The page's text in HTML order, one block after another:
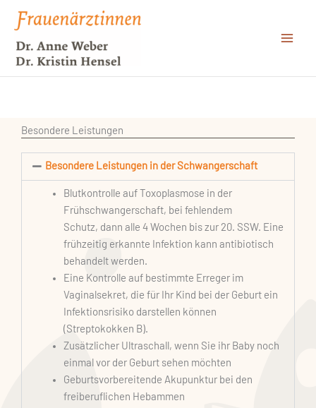
Inhalt
springen
Besondere Leistungen
Besondere Leistungen in der Schwangerschaft
Blutkontrolle auf Toxoplasmose in der
Frühschwangerschaft, bei fehlendem
Schutz, dann alle 4 Wochen bis zur 20. SSW. Eine
frühzeitig erkannte Infektion kann antibiotisch
behandelt werden.
Eine Kontrolle auf bestimmte Erreger im
Vaginalsekret, die für Ihr Kind bei der Geburt ein
Infektionsrisiko darstellen können
(Streptokokken B).
Zusätzlicher Ultraschall, wenn Sie ihr Baby noch
einmal vor der Geburt sehen möchten
Geburtsvorbereitende Akupunktur bei den
freiberuflichen Hebammen